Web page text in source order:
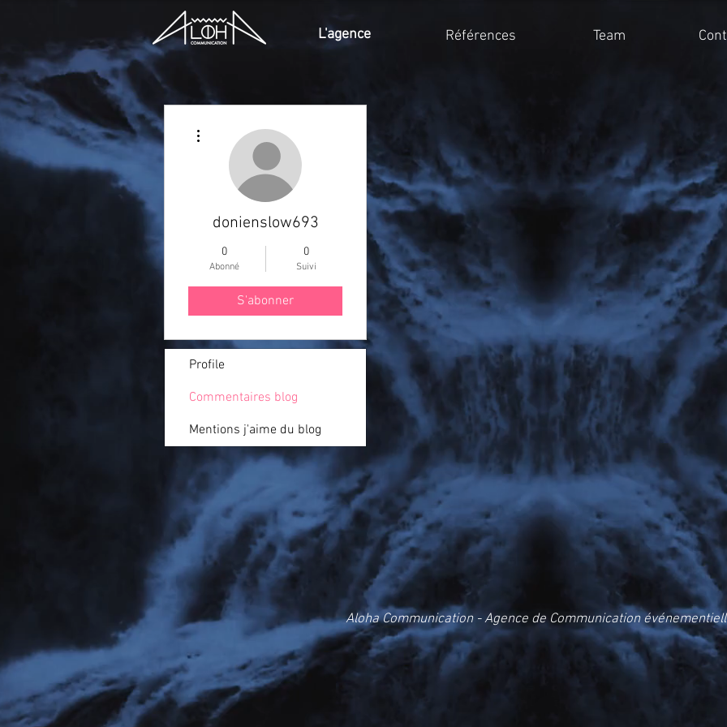
Références
L'agence Team
donienslow693
0
Abonné
0
Suivi
S'abonner
Profile
Commentaires blog
Mentions j'aime du blog
Aloha Communication - Agence de Communication